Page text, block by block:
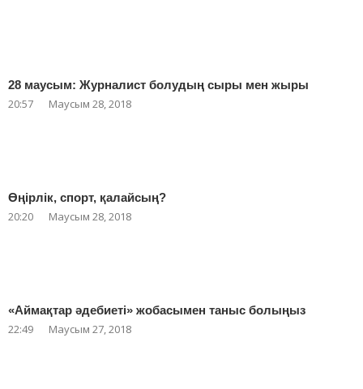
28 маусым: Журналист болудың сыры мен жыры
20:57 Маусым 28, 2018
Өңірлік, спорт, қалайсың?
20:20 Маусым 28, 2018
«Аймақтар әдебиеті» жобасымен таныс болыңыз
22:49 Маусым 27, 2018